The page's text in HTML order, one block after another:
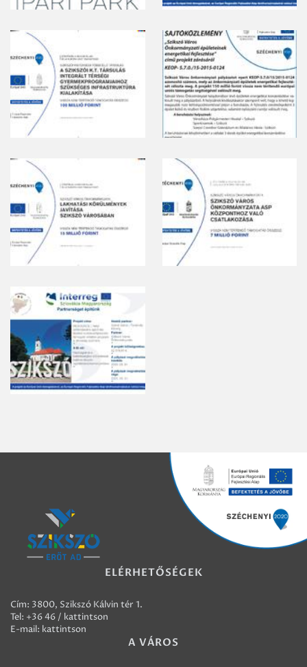
ELÉRHETŐSÉGEK
Cím: 3800, Szikszó Kálvin tér 1.
Tel: +36 46 / kattintson
E-mail: kattintson
A VÁROS